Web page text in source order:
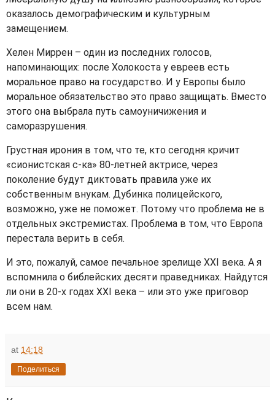
оказалось демографическим и культурным
замещением.
Хелен Миррен – один из последних голосов,
напоминающих: после Холокоста у евреев есть
моральное право на государство. И у Европы было
моральное обязательство это право защищать. Вместо
этого она выбрала путь самоуничижения и
саморазрушения.
Грустная ирония в том, что те, кто сегодня кричит
«сионистская с-ка» 80‑летней актрисе, через
поколение будут диктовать правила уже их
собственным внукам. Дубинка полицейского,
возможно, уже не поможет. Потому что проблема не в
отдельных экстремистах. Проблема в том, что Европа
перестала верить в себя.
И это, пожалуй, самое печальное зрелище XXI века. А я
вспомнила о библейских десяти праведниках. Найдутся
ли они в 20‑х годах XXI века – или это уже приговор
всем нам.
at 14:18
Поделиться